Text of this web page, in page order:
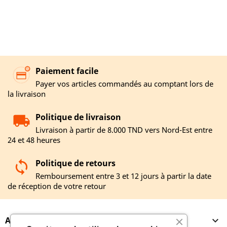
Paiement facile
Payer vos articles commandés au comptant lors de
la livraison
Politique de livraison
Livraison à partir de 8.000 TND vers Nord-Est entre
24 et 48 heures
Politique de retours
Remboursement entre 3 et 12 jours à partir la date
de réception de votre retour
A PROPOS 